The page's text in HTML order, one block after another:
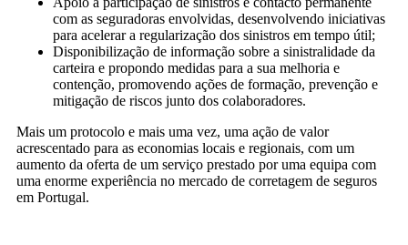
com as seguradoras envolvidas, desenvolvendo iniciativas
para acelerar a regularização dos sinistros em tempo útil;
Disponibilização de informação sobre a sinistralidade da
carteira e propondo medidas para a sua melhoria e
contenção, promovendo ações de formação, prevenção e
mitigação de riscos junto dos colaboradores.
Mais um protocolo e mais uma vez, uma ação de valor
acrescentado para as economias locais e regionais, com um
aumento da oferta de um serviço prestado por uma equipa com
uma enorme experiência no mercado de corretagem de seguros
em Portugal.